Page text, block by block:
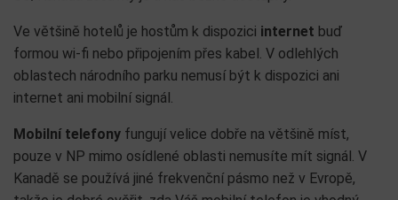
Ve většině hotelů je hostům k dispozici internet buď
formou wi-fi nebo připojením přes kabel. V odlehlých
oblastech národního parku nemusí být k dispozici ani
internet ani mobilní signál.
Mobilní telefony fungují velice dobře na většině míst,
pouze v NP mimo osídlené oblasti nemusíte mít signál. V
Kanadě se používá jiné frekvenční pásmo než v Evropě,